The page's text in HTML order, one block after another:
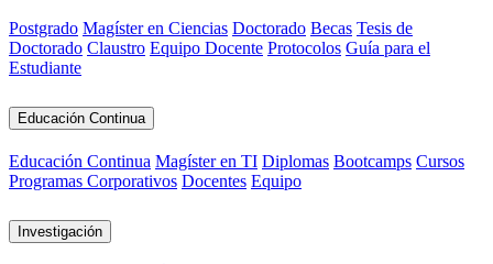
Postgrado Magíster en Ciencias Doctorado Becas Tesis de
Doctorado Claustro Equipo Docente Protocolos Guía para el
Estudiante
Educación Continua
Educación Continua Magíster en TI Diplomas Bootcamps Cursos
Programas Corporativos Docentes Equipo
Investigación